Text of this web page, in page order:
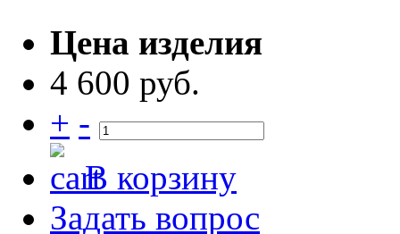
Цена изделия
4 600 руб.
+ -
В корзину
Задать вопрос